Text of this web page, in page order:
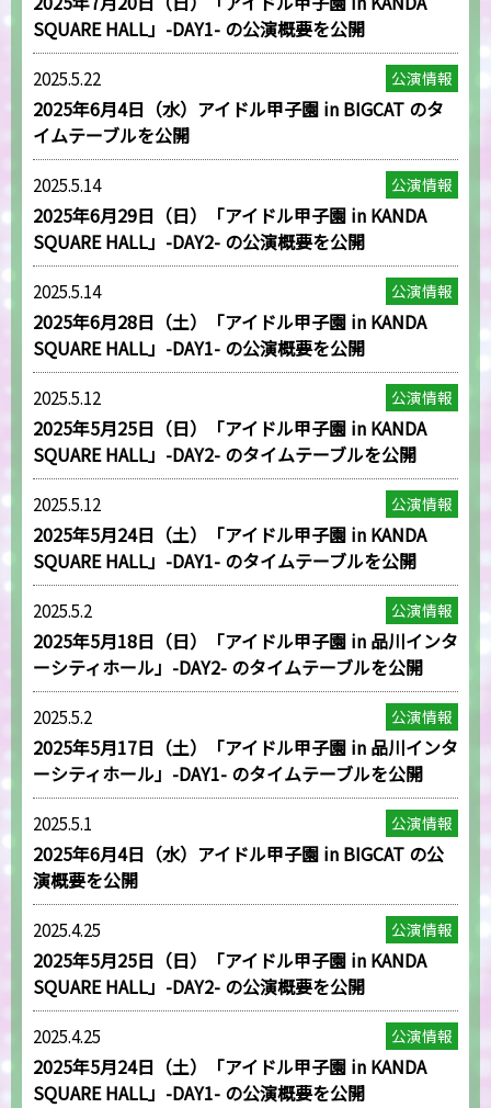
SQUARE HALL」-DAY1- の公演概要を公開
2025.5.22 公演情報
2025年6月4日（水）アイドル甲子園 in BIGCAT のタ
イムテーブルを公開
2025.5.14 公演情報
2025年6月29日（日）「アイドル甲子園 in KANDA
SQUARE HALL」-DAY2- の公演概要を公開
2025.5.14 公演情報
2025年6月28日（土）「アイドル甲子園 in KANDA
SQUARE HALL」-DAY1- の公演概要を公開
2025.5.12 公演情報
2025年5月25日（日）「アイドル甲子園 in KANDA
SQUARE HALL」-DAY2- のタイムテーブルを公開
2025.5.12 公演情報
2025年5月24日（土）「アイドル甲子園 in KANDA
SQUARE HALL」-DAY1- のタイムテーブルを公開
2025.5.2 公演情報
2025年5月18日（日）「アイドル甲子園 in 品川インタ
ーシティホール」-DAY2- のタイムテーブルを公開
2025.5.2 公演情報
2025年5月17日（土）「アイドル甲子園 in 品川インタ
ーシティホール」-DAY1- のタイムテーブルを公開
2025.5.1 公演情報
2025年6月4日（水）アイドル甲子園 in BIGCAT の公
演概要を公開
2025.4.25 公演情報
2025年5月25日（日）「アイドル甲子園 in KANDA
SQUARE HALL」-DAY2- の公演概要を公開
2025.4.25 公演情報
2025年5月24日（土）「アイドル甲子園 in KANDA
SQUARE HALL」-DAY1- の公演概要を公開